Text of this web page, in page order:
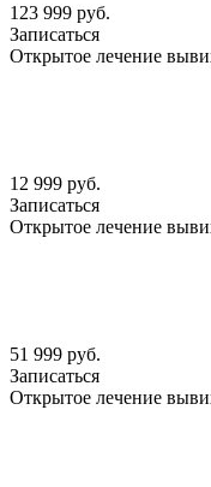
123 999 руб.
Записаться
Открытое лечение
12 999 руб.
Записаться
Открытое лечение
51 999 руб.
Записаться
Открытое лечение